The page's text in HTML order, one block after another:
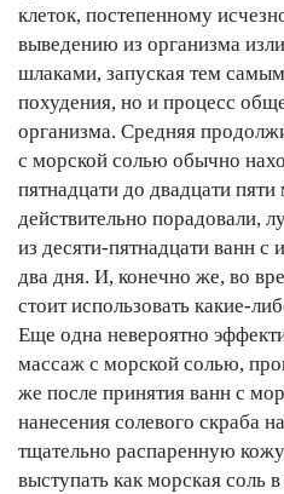
клеток, постепенному
выведению из организма
шлаками, запуская тем
похудения, но и процесс
организма. Средняя
с морской солью обычно
пятнадцати до двадцати
действительно порадовали,
из десяти-пятнадцати ванн с
два дня. И, конечно же, во
стоит использовать какие-
Еще одна невероятно
массаж с морской солью,
же после принятия ванн с
нанесения солевого скраба
тщательно распаренную
выступать как морская соль